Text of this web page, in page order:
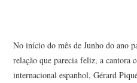
No início do mês de Junho do ano
relação que parecia feliz, a cantora
internacional espanhol, Gérard